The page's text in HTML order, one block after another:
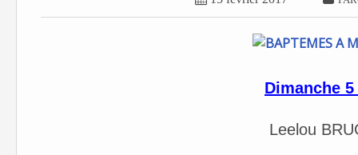
Dimanche
Leelou